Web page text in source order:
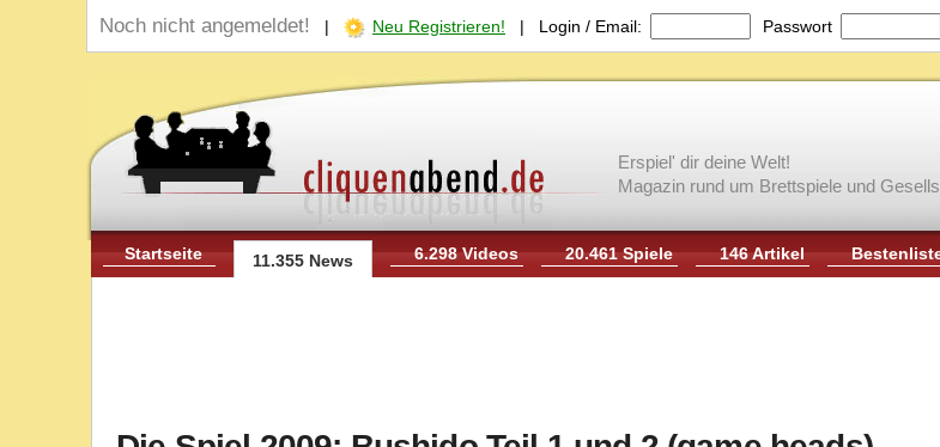
Noch nicht angemeldet! | Neu Registrieren! | Login / Email: Passwort
Erspiel' dir deine Welt!
Magazin rund um Brettspiele und
Startseite 11.355 News 6.298 Videos 20.461 Spiele 146 Artikel